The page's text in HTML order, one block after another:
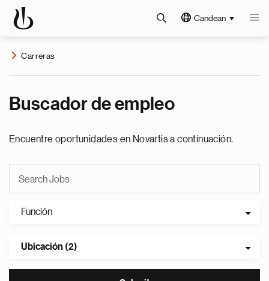
Candean
Carreras
Buscador de empleo
Encuentre oportunidades en Novartis a continuación.
Función
Ubicación (2)